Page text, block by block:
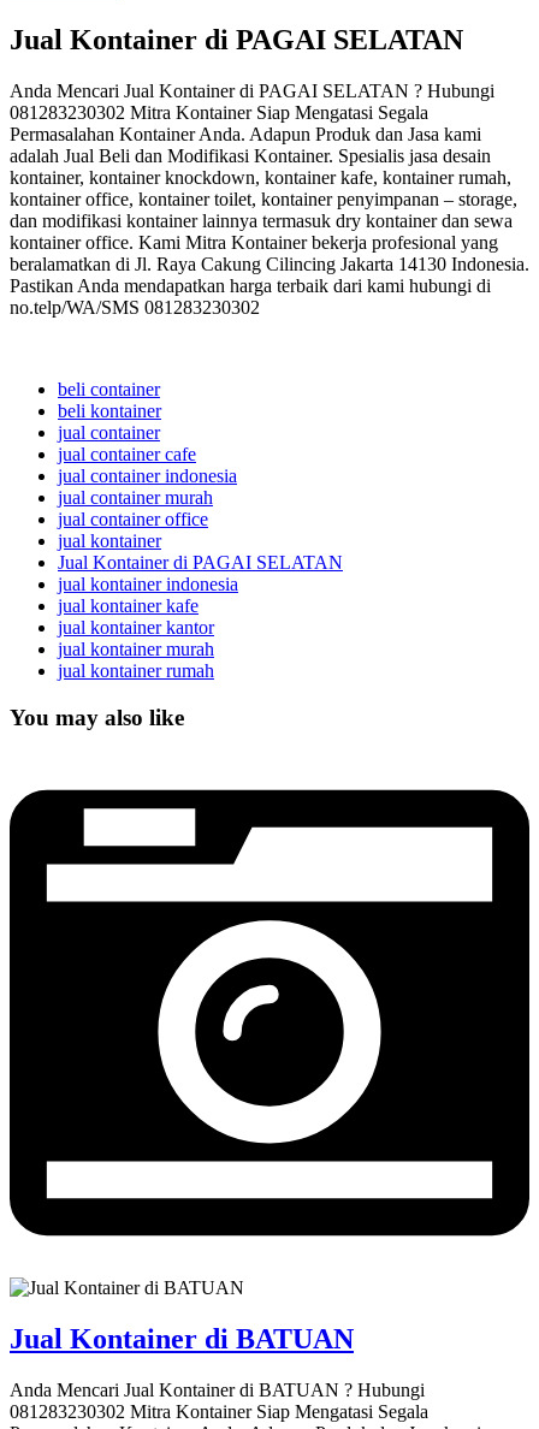
Jual Kontainer di PAGAI SELATAN
Anda Mencari Jual Kontainer di PAGAI SELATAN ? Hubungi
081283230302 Mitra Kontainer Siap Mengatasi Segala
Permasalahan Kontainer Anda. Adapun Produk dan Jasa kami
adalah Jual Beli dan Modifikasi Kontainer. Spesialis jasa desain
kontainer, kontainer knockdown, kontainer kafe, kontainer rumah,
kontainer office, kontainer toilet, kontainer penyimpanan – storage,
dan modifikasi kontainer lainnya termasuk dry kontainer dan sewa
kontainer office. Kami Mitra Kontainer bekerja profesional yang
beralamatkan di Jl. Raya Cakung Cilincing Jakarta 14130 Indonesia.
Pastikan Anda mendapatkan harga terbaik dari kami hubungi di
no.telp/WA/SMS 081283230302
beli container
beli kontainer
jual container
jual container cafe
jual container indonesia
jual container murah
jual container office
jual kontainer
Jual Kontainer di PAGAI SELATAN
jual kontainer indonesia
jual kontainer kafe
jual kontainer kantor
jual kontainer murah
jual kontainer rumah
You may also like
Jual Kontainer di BATUAN
Anda Mencari Jual Kontainer di BATUAN ? Hubungi
081283230302 Mitra Kontainer Siap Mengatasi Segala